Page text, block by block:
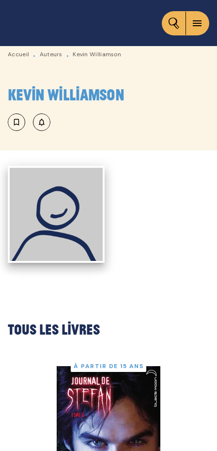
CONTENU
menu
Accueil • Auteurs • Kevin Williamson
Kevin Williamson
bookmark_border notifications_none_outlined
Tous les livres
À PARTIR DE 15 ANS